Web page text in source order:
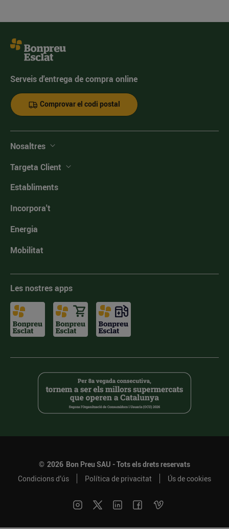
Serveis d'entrega de compra online
Comprovar el codi postal
Nosaltres
Targeta Client
Establiments
Incorpora't
Energia
Mobilitat
Les nostres apps
© 2026 Bon Preu SAU - Tots els drets reservats
Condicions d’ús
Política de privacitat Ús de cookies